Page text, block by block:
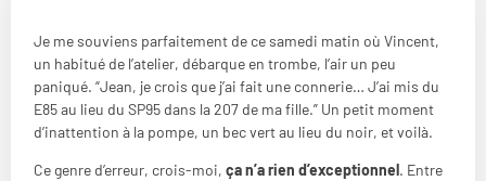
Je me souviens parfaitement de ce samedi matin où Vincent,
un habitué de l’atelier, débarque en trombe, l’air un peu
paniqué. “Jean, je crois que j’ai fait une connerie… J’ai mis du
E85 au lieu du SP95 dans la 207 de ma fille.” Un petit moment
d’inattention à la pompe, un bec vert au lieu du noir, et voilà.
Ce genre d’erreur, crois-moi, ça n’a rien d’exceptionnel. Entre